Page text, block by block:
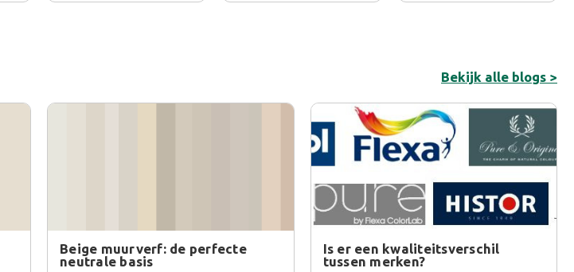
Bekijk alle blogs >
Beige muurverf: de perfecte
neutrale basis
Is er een kwaliteitsverschil
tussen merken?